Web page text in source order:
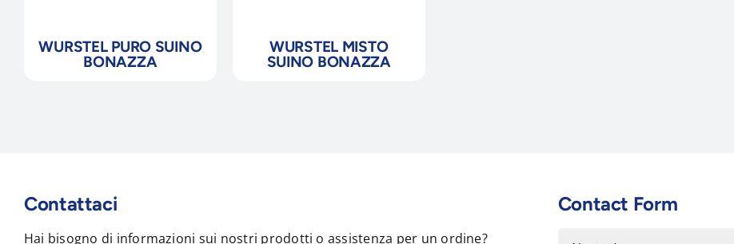
WURSTEL PURO SUINO
BONAZZA
WURSTEL MISTO
SUINO BONAZZA
Contattaci
Hai bisogno di informazioni sui nostri prodotti o assistenza per un ordine?
Contact Form